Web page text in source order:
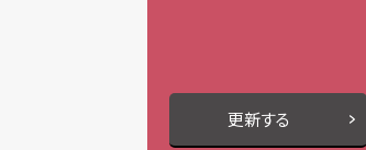
更新する